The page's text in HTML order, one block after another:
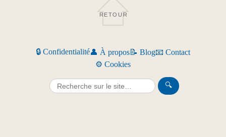
RETOUR
🔒 Confidentialité👤 À propos📝 Blog📧 Contact
⚙️ Cookies
🔍